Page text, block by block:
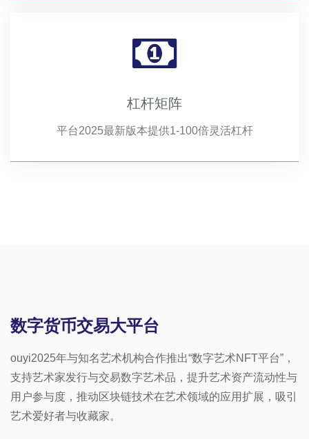
杠杆矩阵
平台2025最新版本提供1-100倍灵活杠杆
数字货币交易大平台
ouyi2025年与知名艺术机构合作推出“数字艺术NFT平台”，
支持艺术家发行与交易数字艺术品，提升艺术资产流动性与
用户参与度，推动区块链技术在艺术领域的应用扩展，吸引
艺术爱好者与收藏家。